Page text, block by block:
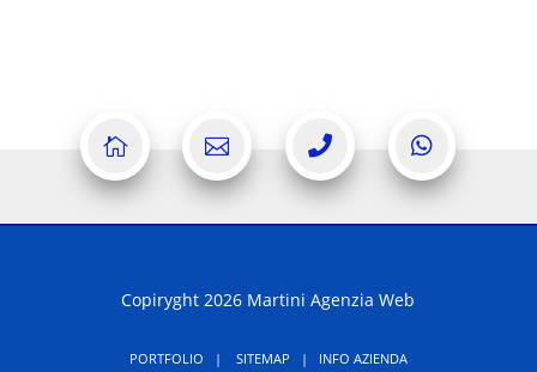
   
Copiryght 2026 Martini Agenzia Web
PORTFOLIO | SITEMAP | INFO AZIENDA